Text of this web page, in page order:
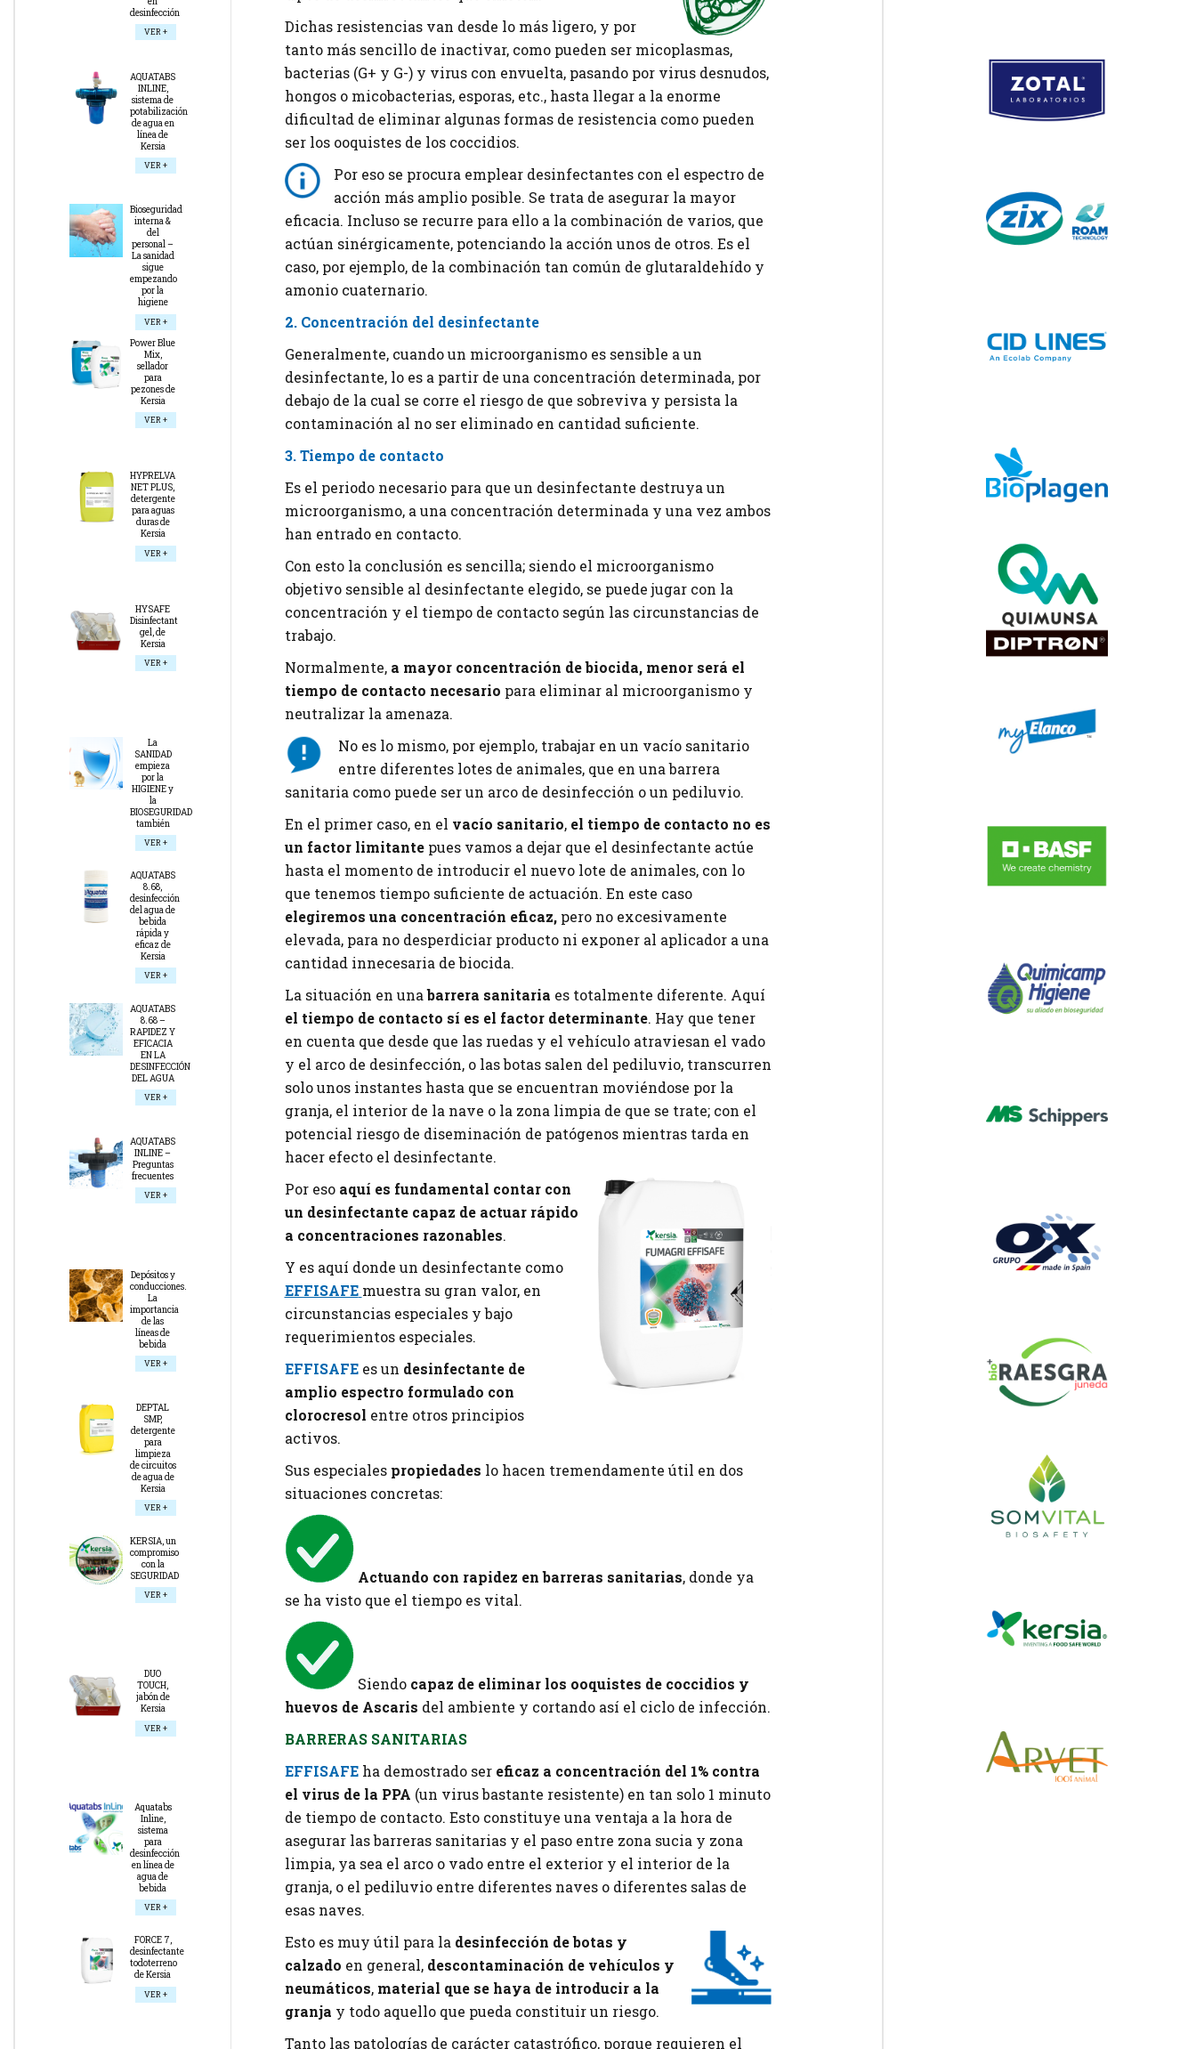
desinfección
VER +
AQUATABS
INLINE,
sistema de
potabilización
de agua en
línea de
Kersia
VER +
Bioseguridad
interna &
del
personal –
La sanidad
sigue
empezando
por la
higiene
VER +
Power Blue
Mix,
sellador
para
pezones de
Kersia
VER +
HYPRELVA
NET PLUS,
detergente
para aguas
duras de
Kersia
VER +
HYSAFE
Disinfectant
gel, de
Kersia
VER +
La
SANIDAD
empieza
por la
HIGIENE y
la
BIOSEGURIDAD
también
VER +
AQUATABS
8.68,
desinfección
del agua de
bebida
rápida y
eficaz de
Kersia
VER +
AQUATABS
8.68 –
RAPIDEZ Y
EFICACIA
EN LA
DESINFECCIÓN
DEL AGUA
VER +
AQUATABS
INLINE –
Preguntas
frecuentes
VER +
Depósitos y
conducciones.
La
importancia
de las
líneas de
bebida
VER +
DEPTAL
SMP,
detergente
para
limpieza
de circuitos
de agua de
Kersia
VER +
KERSIA, un
compromiso
con la
SEGURIDAD
VER +
DUO
TOUCH,
jabón de
Kersia
VER +
Aquatabs
Inline,
sistema
para
desinfección
en línea de
agua de
bebida
VER +
FORCE 7,
desinfectante
todoterreno
de Kersia
VER +
Dichas resistencias van desde lo más ligero, y por
tanto más sencillo de inactivar, como pueden ser micoplasmas,
bacterias (G+ y G-) y virus con envuelta, pasando por virus desnudos,
hongos o micobacterias, esporas, etc., hasta llegar a la enorme
dificultad de eliminar algunas formas de resistencia como pueden
ser los ooquistes de los coccidios.
Por eso se procura emplear desinfectantes con el espectro de
acción más amplio posible. Se trata de asegurar la mayor
eficacia. Incluso se recurre para ello a la combinación de varios, que
actúan sinérgicamente, potenciando la acción unos de otros. Es el
caso, por ejemplo, de la combinación tan común de glutaraldehído y
amonio cuaternario.
2. Concentración del desinfectante
Generalmente, cuando un microorganismo es sensible a un
desinfectante, lo es a partir de una concentración determinada, por
debajo de la cual se corre el riesgo de que sobreviva y persista la
contaminación al no ser eliminado en cantidad suficiente.
3. Tiempo de contacto
Es el periodo necesario para que un desinfectante destruya un
microorganismo, a una concentración determinada y una vez ambos
han entrado en contacto.
Con esto la conclusión es sencilla; siendo el microorganismo
objetivo sensible al desinfectante elegido, se puede jugar con la
concentración y el tiempo de contacto según las circunstancias de
trabajo.
Normalmente, a mayor concentración de biocida, menor será el
tiempo de contacto necesario para eliminar al microorganismo y
neutralizar la amenaza.
No es lo mismo, por ejemplo, trabajar en un vacío sanitario
entre diferentes lotes de animales, que en una barrera
sanitaria como puede ser un arco de desinfección o un pediluvio.
En el primer caso, en el vacío sanitario, el tiempo de contacto no es
un factor limitantepues vamos a dejar que el desinfectante actúe
hasta el momento de introducir el nuevo lote de animales, con lo
que tenemos tiempo suficiente de actuación. En este caso
elegiremos una concentración eficaz,pero no excesivamente
elevada, para no desperdiciar producto ni exponer al aplicador a una
cantidad innecesaria de biocida.
La situación en unabarrera sanitaria es totalmente diferente. Aquí
el tiempo de contacto sí es el factor determinante. Hay que tener
en cuenta que desde que las ruedas y el vehículo atraviesan el vado
y el arco de desinfección, o las botas salen del pediluvio, transcurren
solo unos instantes hasta que se encuentran moviéndose por la
granja, el interior de la nave o la zona limpia de que se trate; con el
potencial riesgo de diseminación de patógenos mientras tarda en
hacer efecto el desinfectante.
Por eso aquí es fundamental contar con
un desinfectante capaz de actuar rápido
a concentraciones razonables.
Y es aquí donde un desinfectante como
EFFISAFE muestra su gran valor, en
circunstancias especiales y bajo
requerimientos especiales.
EFFISAFE es un desinfectante de
amplio espectro formulado con
clorocresol entre otros principios
activos.
Sus especiales propiedades lo hacen tremendamente útil en dos
situaciones concretas:
Actuando con rapidez en barreras sanitarias, donde ya
se ha visto que el tiempo es vital.
Siendo capaz de eliminar los ooquistes de coccidios y
huevos de Ascaris del ambiente y cortando así el ciclo de infección.
BARRERAS SANITARIAS
EFFISAFE ha demostrado ser eficaz a concentración del 1% contra
el virus de la PPA (un virus bastante resistente) en tan solo 1 minuto
de tiempo de contacto. Esto constituye una ventaja a la hora de
asegurar las barreras sanitarias y el paso entre zona sucia y zona
limpia, ya sea el arco o vado entre el exterior y el interior de la
granja, o el pediluvio entre diferentes naves o diferentes salas de
esas naves.
Esto es muy útil para la desinfección de botas y
calzado en general, descontaminación de vehículos y
neumáticos, material que se haya de introducir a la
granja y todo aquello que pueda constituir un riesgo.
Tanto las patologías de carácter catastrófico, porque requieren el